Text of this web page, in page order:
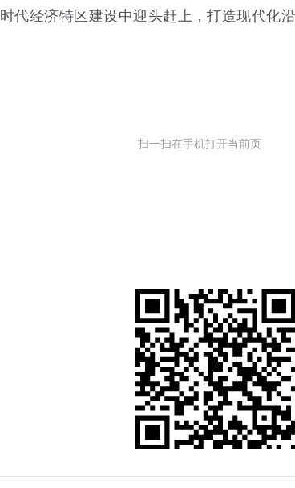
代经济特区建设中迎头赶上，打造现代化
扫一扫在手机打开当前页